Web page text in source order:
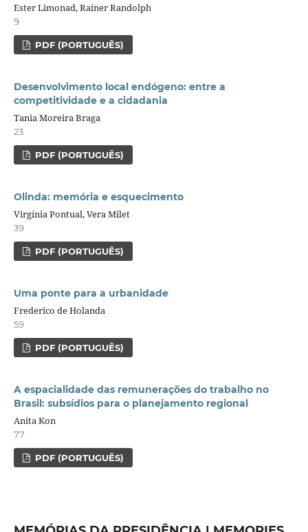
Ester Limonad, Rainer Randolph
9
PDF (PORTUGUÊS)
Desenvolvimento local endógeno: entre a
competitividade e a cidadania
Tania Moreira Braga
23
PDF (PORTUGUÊS)
Olinda: memória e esquecimento
Virgínia Pontual, Vera Milet
39
PDF (PORTUGUÊS)
Uma ponte para a urbanidade
Frederico de Holanda
59
PDF (PORTUGUÊS)
A espacialidade das remunerações do trabalho no
Brasil: subsídios para o planejamento regional
Anita Kon
77
PDF (PORTUGUÊS)